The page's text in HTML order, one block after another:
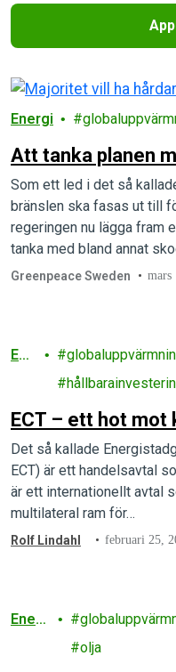
Filtered results
Energi
Att tanka planen
Som ett led i det så
bränslen ska fasas ut till
regeringen nu lägga fram
tanka med bland annat
syfte att hålla den
Greenpeace Sweden mars
Ene
ECT – ett hot
Det så kallade
ECT) är ett handelsavtal
är ett internationellt avtal
multilateral ram för…
Rolf Lindahl februari 25,
Energ
olja